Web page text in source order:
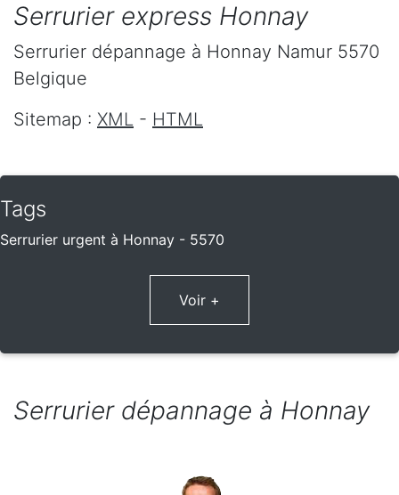
Serrurier express Honnay
Serrurier dépannage à Honnay Namur 5570
Belgique
Sitemap : XML - HTML
Tags
Serrurier urgent à Honnay - 5570
Voir +
Serrurier dépannage à Honnay